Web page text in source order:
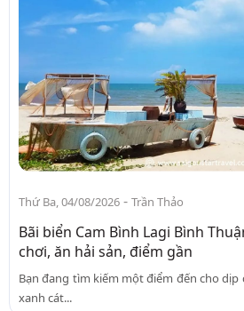
Thứ Ba, 04/08/2026 - Trần Thảo
Bãi biển Cam Bình Lagi Bình
chơi, ăn hải sản, điểm gần
Bạn đang tìm kiếm một điểm đến cho dịp
xanh cát...